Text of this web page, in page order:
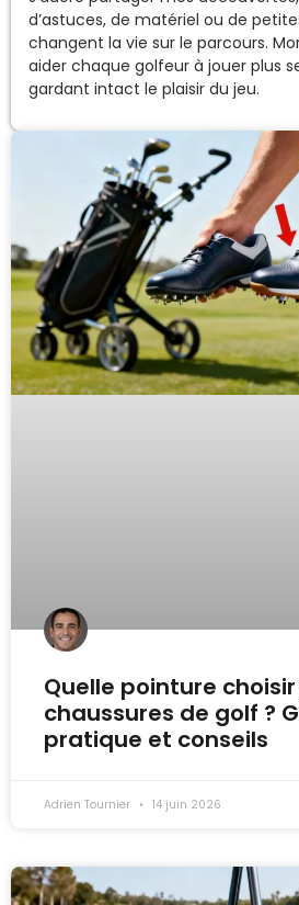
d’astuces, de matériel ou de
changent la vie sur le parcours.
aider chaque golfeur à jouer plus
gardant intact le plaisir du jeu.
Quelle pointure
chaussures de golf ?
pratique et conseils
Adrien Tournier 14 juin 2026